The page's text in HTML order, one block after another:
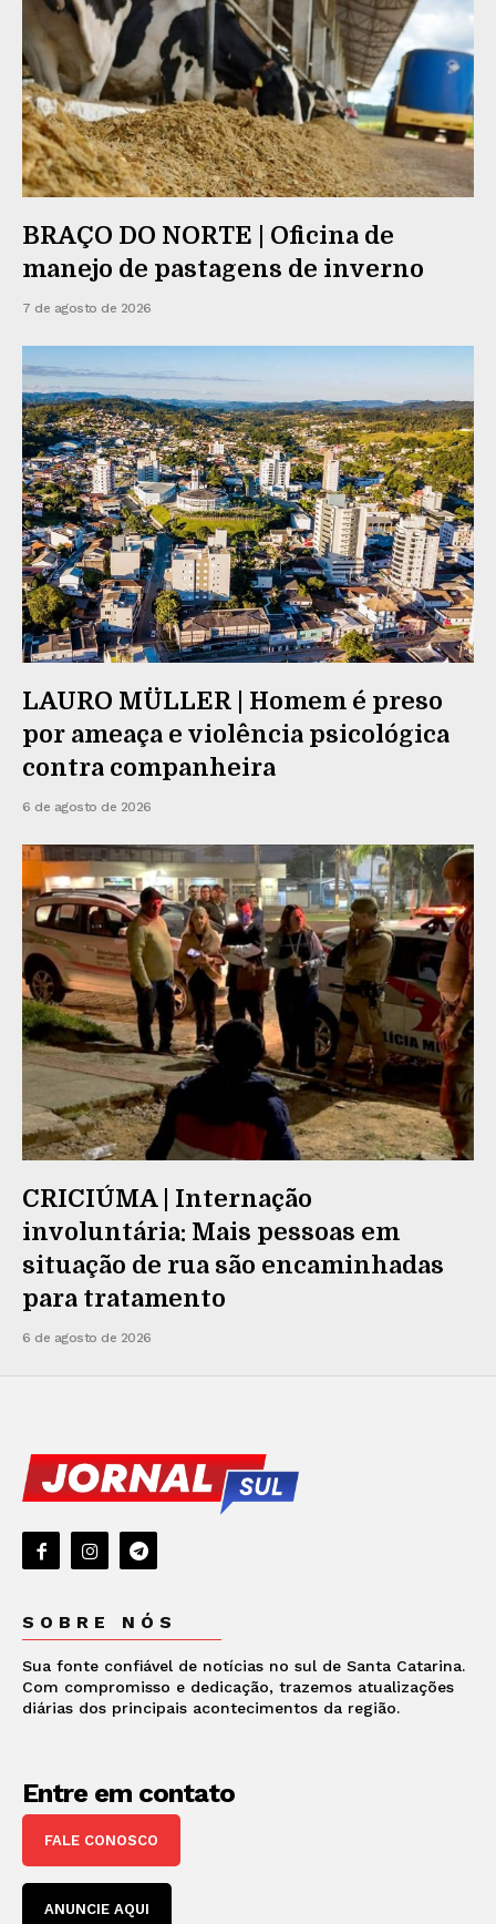
BRAÇO DO NORTE | Oficina de
manejo de pastagens de inverno
7 de agosto de 2026
LAURO MÜLLER | Homem é preso
por ameaça e violência psicológica
contra companheira
6 de agosto de 2026
CRICIÚMA | Internação
involuntária: Mais pessoas em
situação de rua são encaminhadas
para tratamento
6 de agosto de 2026
SOBRE NÓS
Sua fonte confiável de notícias no sul de Santa Catarina.
Com compromisso e dedicação, trazemos atualizações
diárias dos principais acontecimentos da região.
Entre em contato
FALE CONOSCO
ANUNCIE AQUI